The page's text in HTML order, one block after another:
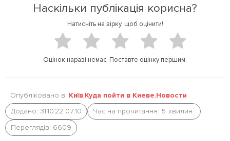
t
t
e
b
o
k
Наскільки публікація корисна?
Натисніть на зірку, щоб оцінити!
Оцінок наразі немає. Поставте оцінку першим.
Опубліковано в :Київ,Куда пойти в Киеве,Новости
Додано: 31.10.22 07:10
Час на прочитання: 5 хвилин
Переглядів: 6609